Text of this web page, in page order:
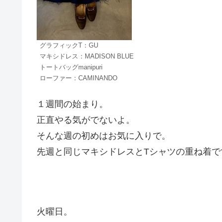
グラフィックT：GU
マキシドレス：MADISON BLUE
トートバッグmanipuri
ローファー：CAMINANDO
１週間の始まり。
正直やる気がでないよ。
そんな週の初めはお気に入りで。
先週と同じマキシドレスとTシャツの重ね着
火曜日。